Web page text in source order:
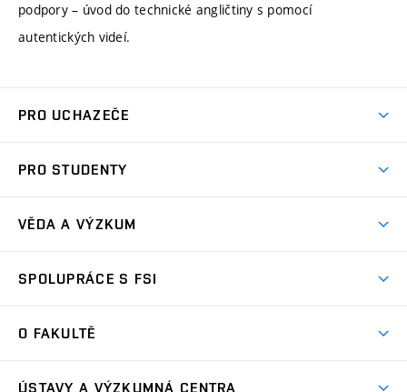
podpory – úvod do technické angličtiny s pomocí
autentických videí.
PRO UCHAZEČE
Ambasadoři studia
Zápisy
Mobilní aplikace
PRO STUDENTY
Studijní předpisy
Pro prváky
VĚDA A VÝZKUM
Oblasti výzkumu
SPOLUPRÁCE S FSI
Nejvýznamnější partneři
O FAKULTĚ
ÚSTAVY A VÝZKUMNÁ CENTRA